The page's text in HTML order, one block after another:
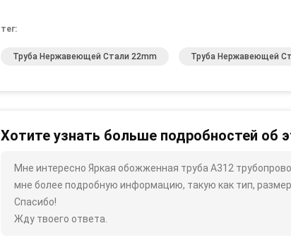
тег:
Труба Нержавеющей Стали 22mm Труба Нержавеющей
Хотите узнать больше подробностей об
Мне интересно Яркая обожженная труба A312
мне более подробную информацию, такую ​​как тип,
Спасибо!
Жду твоего ответа.